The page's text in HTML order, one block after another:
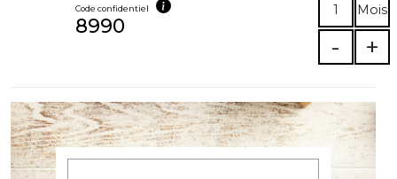
Code confidentiel
8990
1 Mois
- +